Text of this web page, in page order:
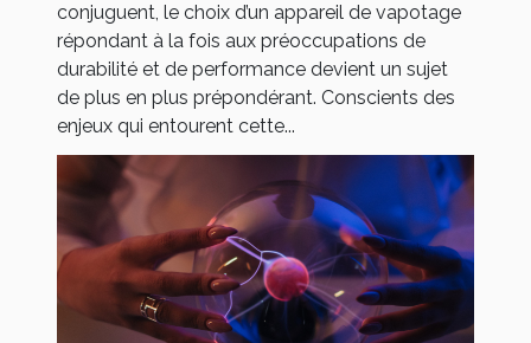
conjuguent, le choix d’un appareil de vapotage
répondant à la fois aux préoccupations de
durabilité et de performance devient un sujet
de plus en plus prépondérant. Conscients des
enjeux qui entourent cette...